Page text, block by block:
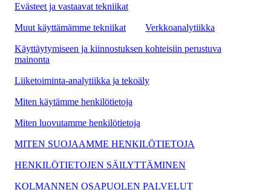
Evästeet ja vastaavat tekniikat
Muut käyttämämme tekniikat Verkkoanalytiikka
Käyttäytymiseen ja kiinnostuksen kohteisiin perustuva
mainonta
Liiketoiminta-analytiikka ja tekoäly
Miten käytämme henkilötietoja
Miten luovutamme henkilötietoja
MITEN SUOJAAMME HENKILÖTIETOJA
HENKILÖTIETOJEN SÄILYTTÄMINEN
KOLMANNEN OSAPUOLEN PALVELUT